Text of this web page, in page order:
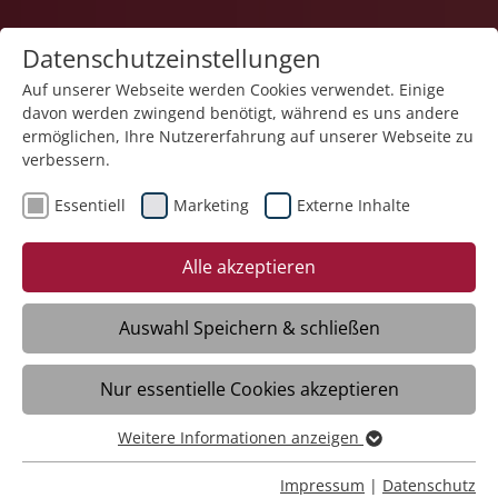
04.09.2025
Mondengel aus dem PC:
Autodidakt Frank
Mühlsteffen erschafft eine
Welt der Avatare
Ravensburg/Meckenbeuren - Man könnte
meinen, dass Frank Mühlsteffen zwei
Datenschutzeinstellungen
Auf unserer Webseite werden Cookies verwendet. Einige
davon werden zwingend benötigt, während es uns andere
ermöglichen, Ihre Nutzererfahrung auf unserer Webseite zu
verbessern.
Essentiell Marketing Externe Inhalte
Alle akzeptieren
Auswahl Speichern & schließen
Nur essentielle Cookies akzeptieren
Essentiell
Essentielle Cookies werden für grundlegende Funktionen
Weitere Informationen anzeigen
Impressum | Datenschutz